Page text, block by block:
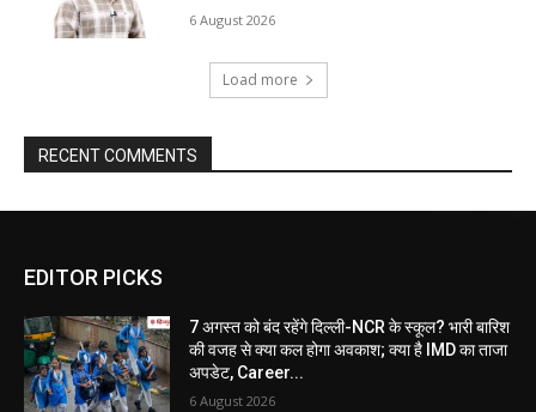
6 August 2026
Load more
RECENT COMMENTS
EDITOR PICKS
7 अगस्त को बंद रहेंगे दिल्ली-NCR के स्कूल? भारी बारिश
की वजह से क्या कल होगा अवकाश; क्या है IMD का ताजा
अपडेट, Career...
6 August 2026